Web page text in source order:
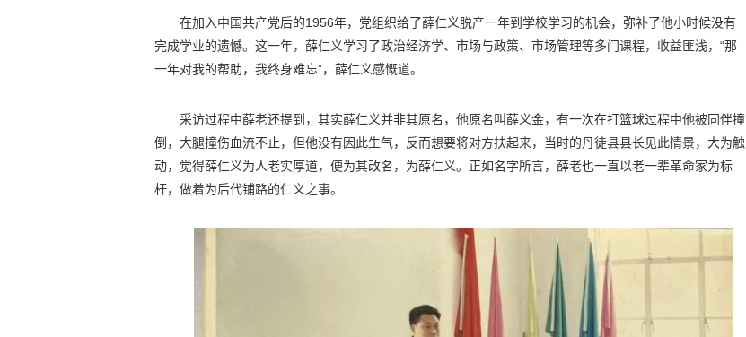
在加入中国共产党后的1956年，党组织给了薛仁义脱产一年到学校学习的机会，弥补了他小时候没有
完成学业的遗憾。这一年，薛仁义学习了政治经济学、市场与政策、市场管理等多门课程，收益匪浅，“那
一年对我的帮助，我终身难忘”，薛仁义感慨道。
采访过程中薛老还提到，其实薛仁义并非其原名，他原名叫薛义金，有一次在打篮球过程中他被同伴撞
倒，大腿撞伤血流不止，但他没有因此生气，反而想要将对方扶起来，当时的丹徒县县长见此情景，大为触
动，觉得薛仁义为人老实厚道，便为其改名，为薛仁义。正如名字所言，薛老也一直以老一辈革命家为标
杆，做着为后代铺路的仁义之事。